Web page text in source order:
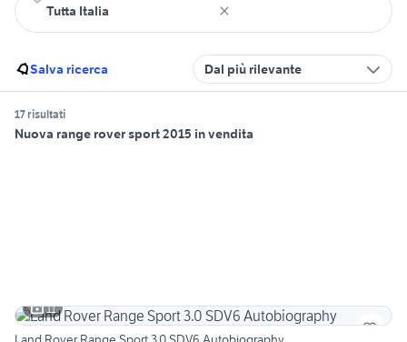
Salva ricerca Dal più rilevante
17 risultati
Nuova range rover sport 2015 in vendita
11